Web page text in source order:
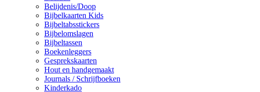
Belijdenis/Doop
Bijbelkaarten Kids
Bijbeltabsstickers
Bijbelomslagen
Bijbeltassen
Boekenleggers
Gesprekskaarten
Hout en handgemaakt
Journals / Schrijfboeken
Kinderkado